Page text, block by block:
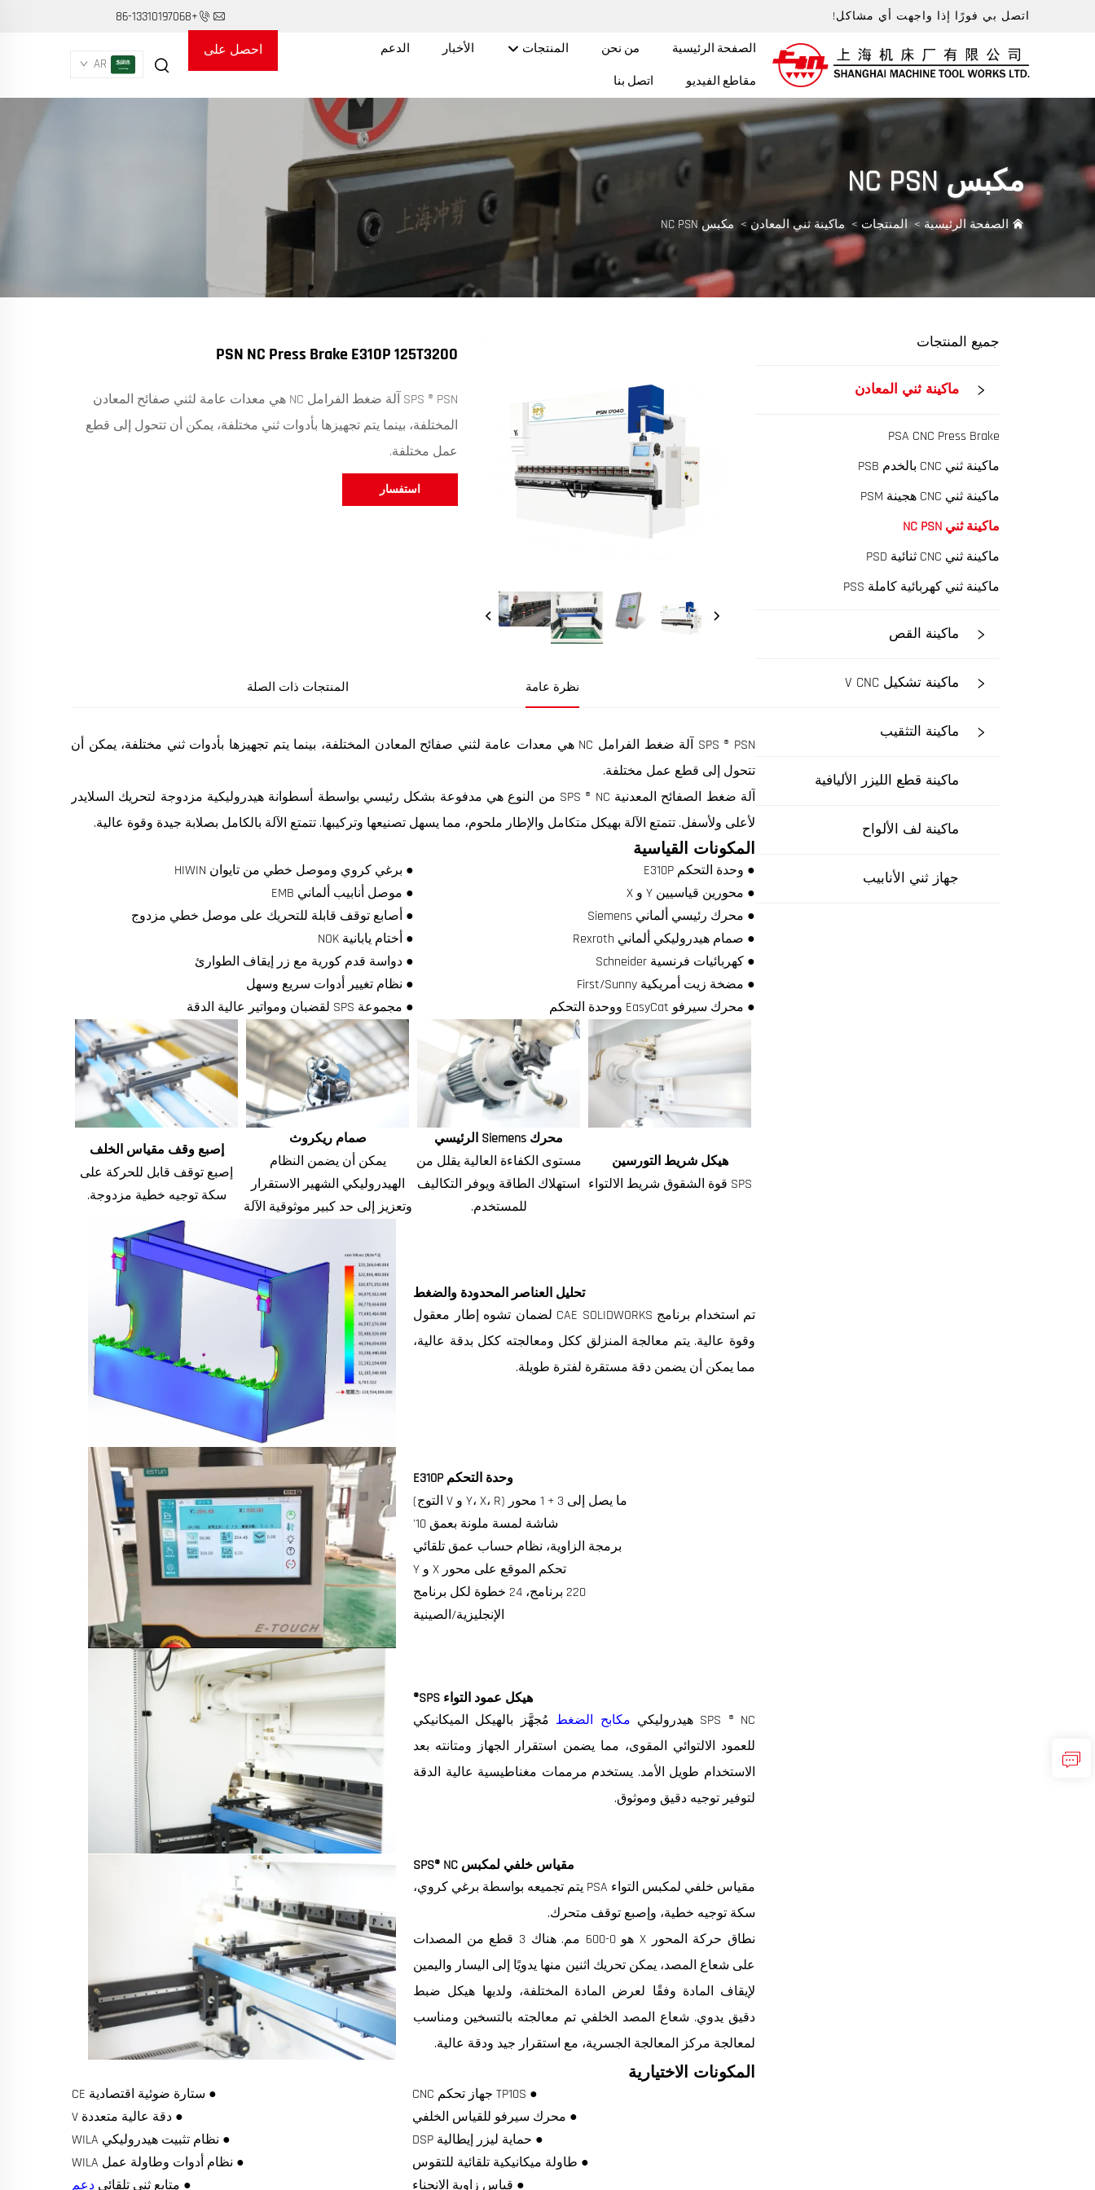
اتصل بي فورًا إذا واجهت أي مشاكل! +86-13310197068
الصفحة الرئيسية من نحن المنتجات الأخبار الدعم
مقاطع الفيديو اتصل بنا
احصل على
AR
مكبس NC PSN
الصفحة الرئيسية >المنتجات > ماكينة ثني المعادن > مكبس NC PSN
جميع المنتجات
ماكينة ثني المعادن
PSA CNC Press Brake
ماكينة ثني CNC بالخدم PSB
ماكينة ثني CNC هجينة PSM
ماكينة ثني NC PSN
ماكينة ثني CNC ثنائية PSD
ماكينة ثني كهربائية كاملة PSS
ماكينة القص
ماكينة تشكيل V CNC
ماكينة التثقيب
ماكينة قطع الليزر الأليافية
ماكينة لف الألواح
جهاز ثني الأنابيب
PSN NC Press Brake E310P 125T3200
SPS ® PSN آلة ضغط الفرامل NC هي معدات عامة لثني صفائح المعادن
المختلفة، بينما يتم تجهيزها بأدوات ثني مختلفة، يمكن أن تتحول إلى قطع
عمل مختلفة.
استفسار
نظرة عامة المنتجات ذات الصلة
SPS ® PSN آلة ضغط الفرامل NC هي معدات عامة لثني صفائح المعادن المختلفة، بينما يتم تجهيزها بأدوات ثني مختلفة، يمكن أن
تتحول إلى قطع عمل مختلفة.
آلة ضغط الصفائح المعدنية SPS ® NC من النوع هي مدفوعة بشكل رئيسي بواسطة أسطوانة هيدروليكية مزدوجة لتحريك السلايدر
لأعلى ولأسفل. تتمتع الآلة بهيكل متكامل والإطار ملحوم، مما يسهل تصنيعها وتركيبها. تتمتع الآلة بالكامل بصلابة جيدة وقوة عالية.
المكونات القياسية
● وحدة التحكم E310P
● برغي كروي وموصل خطي من تايوان HIWIN
● محورين قياسيين Y و X
● موصل أنابيب ألماني EMB
● محرك رئيسي ألماني Siemens
● أصابع توقف قابلة للتحريك على موصل خطي مزدوج
● صمام هيدروليكي ألماني Rexroth
● أختام يابانية NOK
● كهربائيات فرنسية Schneider
● دواسة قدم كورية مع زر إيقاف الطوارئ
● مضخة زيت أمريكية First/Sunny
● نظام تغيير أدوات سريع وسهل
● محرك سيرفو EasyCat ووحدة التحكم
● مجموعة SPS لقضبان ومواتير عالية الدقة
هيكل شريط التورسين
SPS قوة الشقوق شريط الالتواء
محرك Siemens الرئيسي
مستوى الكفاءة العالية يقلل من
استهلاك الطاقة ويوفر التكاليف
للمستخدم.
صمام ريكروث
يمكن أن يضمن النظام
الهيدروليكي الشهير الاستقرار
وتعزيز إلى حد كبير موثوقية الآلة
إصبع وقف مقياس الخلف
إصبع توقف قابل للحركة على
سكة توجيه خطية مزدوجة.
تحليل العناصر المحدودة والضغط
تم استخدام برنامج CAE SOLIDWORKS لضمان تشوه إطار معقول
وقوة عالية. يتم معالجة المنزلق ككل ومعالجته ككل بدقة عالية،
مما يمكن أن يضمن دقة مستقرة لفترة طويلة.
وحدة التحكم E310P
ما يصل إلى 3 + 1 محور (Y، X، R و V التوج)
شاشة لمسة ملونة بعمق 10'
برمجة الزاوية، نظام حساب عمق تلقائي
تحكم الموقع على محور X و Y
220 برنامج، 24 خطوة لكل برنامج
الإنجليزية/الصينية
هيكل عمود التواء SPS®
SPS ® NC هيدروليكي
مكابح الضغط مُجهَّز بالهيكل الميكانيكي
للعمود الالتوائي المقوى، مما يضمن استقرار الجهاز ومتانته بعد
الاستخدام طويل الأمد. يستخدم مرممات مغناطيسية عالية الدقة
لتوفير توجيه دقيق وموثوق.
مقياس خلفي لمكبس SPS® NC
مقياس خلفي لمكبس التواء PSA يتم تجميعه بواسطة برغي كروي،
سكة توجيه خطية، وإصبع توقف متحرك.
نطاق حركة المحور X هو 0-600 مم. هناك 3 قطع من المصدات
على شعاع المصد، يمكن تحريك اثنين منها يدويًا إلى اليسار واليمين
لإيقاف المادة وفقًا لعرض المادة المختلفة، ولديها هيكل ضبط
دقيق يدوي. شعاع المصد الخلفي تم معالجته بالتسخين ومناسب
لمعالجة مركز المعالجة الجسرية، مع استقرار جيد ودقة عالية.
المكونات الاختيارية
● TP10S جهاز تحكم CNC
● محرك سيرفو للقياس الخلفي
● حماية ليزر إيطالية DSP
● طاولة ميكانيكية تلقائية للتقوس
● قياس زاوية الانحناء
● ستارة ضوئية اقتصادية CE
● دقة عالية متعددة V
● نظام تثبيت هيدروليكي WILA
● نظام أدوات وطاولة عمل WILA
● متابع ثني تلقائي دعم